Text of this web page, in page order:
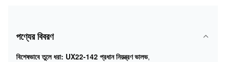
পণ্যের বিবরণ
বিশেষভাবে তুলে ধরা: UX22-142 প্রধান নিয়ন্ত্রণ ভালভ,